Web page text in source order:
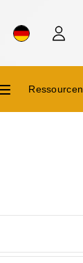
Ressourcen